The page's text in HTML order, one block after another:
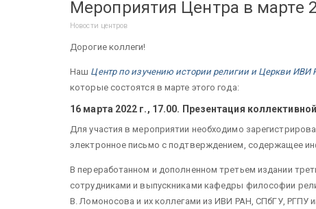
Мероприятия Центра в марте
Новости центров
Дорогие коллеги!
Наш Центр по изучению истории религии и Церкви ИВИ
которые состоятся в марте этого года:
16 марта 2022 г., 17.00. Презентация
Для участия в мероприятии необходимо
электронное письмо с подтверждением, содержащее
В переработанном и дополненном третьем издании
сотрудниками и выпускниками кафедры философии
В. Ломоносова и их коллегами из ИВИ РАН, СПбГУ, РГПУ